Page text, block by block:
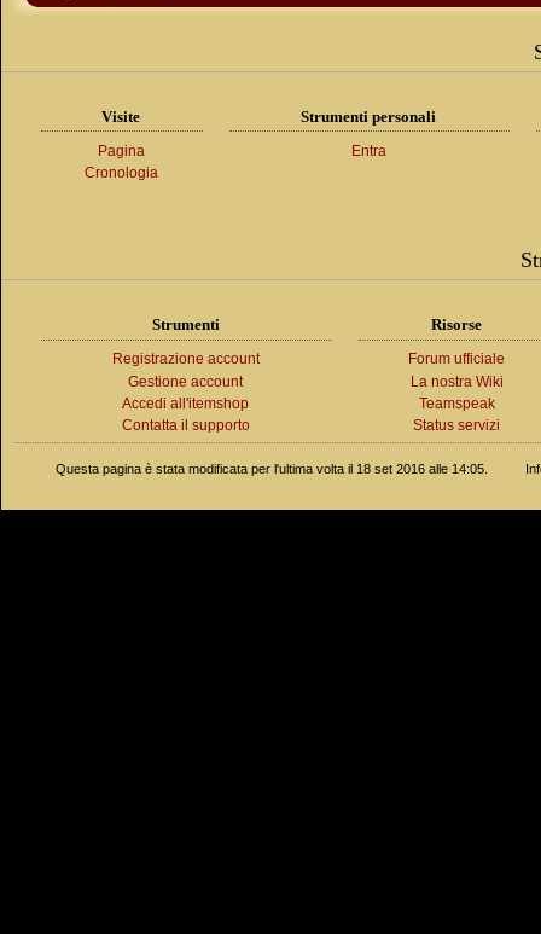
Visite
Pagina
Cronologia
Strumenti personali
Entra
Strumenti
Registrazione account
Gestione account
Accedi all'itemshop
Contatta il supporto
Risorse
Forum ufficiale
La nostra Wiki
Teamspeak
Status servizi
Questa pagina è stata modificata per l'ultima volta il 18 set 2016 alle 14:05.